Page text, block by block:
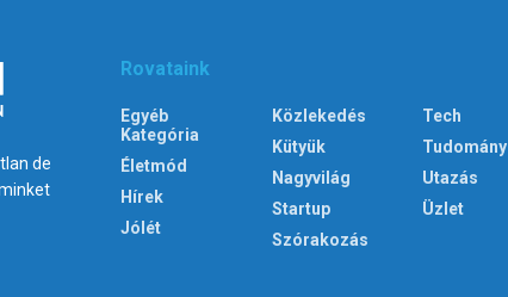
de
Rovataink
Egyéb
Kategória
Életmód
Hírek
Jólét
Közlekedés
Kütyük
Nagyvilág
Startup
Szórakozás
Tech
Tudomány
Utazás
Üzlet